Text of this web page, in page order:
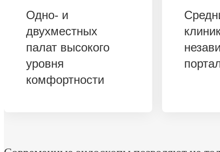
Одно- и
двухместных
палат высокого
уровня
комфортности